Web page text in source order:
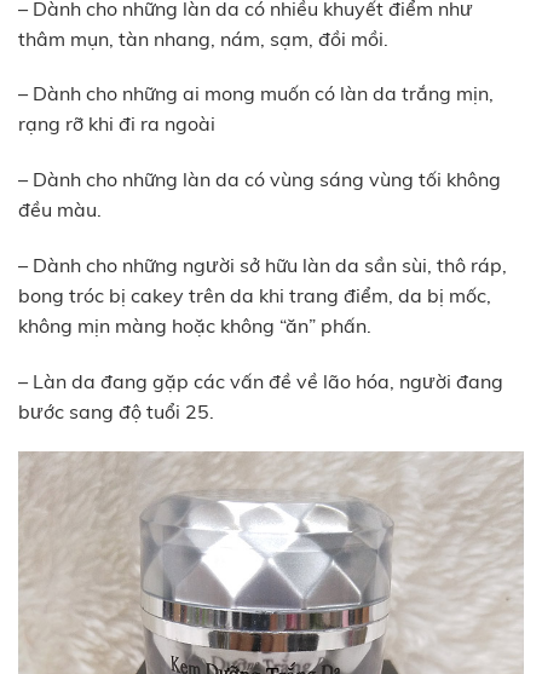
– Dành cho những làn da có nhiều khuyết điểm như
thâm mụn, tàn nhang, nám, sạm, đồi mồi.
– Dành cho những ai mong muốn có làn da trắng mịn,
rạng rỡ khi đi ra ngoài
– Dành cho những làn da có vùng sáng vùng tối không
đều màu.
– Dành cho những người sở hữu làn da sần sùi, thô ráp,
bong tróc bị cakey trên da khi trang điểm, da bị mốc,
không mịn màng hoặc không “ăn” phấn.
– Làn da đang gặp các vấn đề về lão hóa, người đang
bước sang độ tuổi 25.